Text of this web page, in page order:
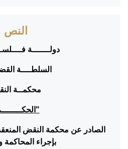
النص
دولـــــــة
السلطــــة
محكمــة
الصادر عن محكمة النقض
بإجراء المحاكمة